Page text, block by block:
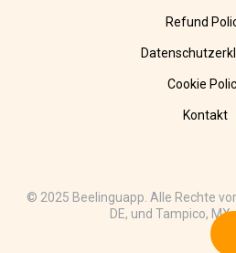
Refund
Cookie
Kontakt
© 2025 Beelinguapp. Alle Rechte
DE, und Tampico,